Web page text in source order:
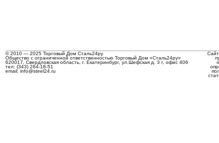
© 2010 — 2025 Торговый Дом Сталь24ру
Общество с ограниченной ответственностью Торговый Дом «Сталь24ру»
620017, Свердловская область, г. Екатеринбург, ул.Шефская д. 3 г, офис 406
тел: (343) 264-18-51
email: info@steel24.ru